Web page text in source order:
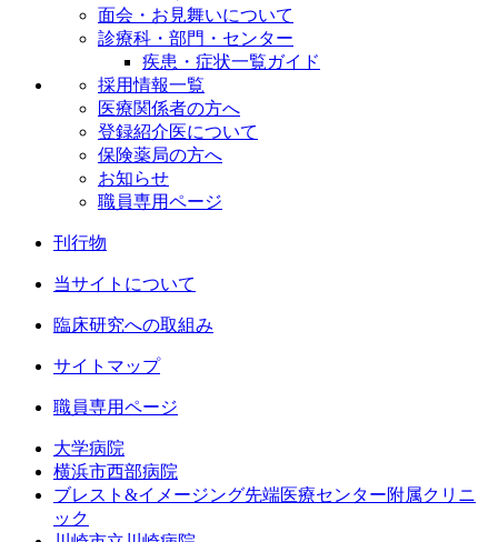
面会・お見舞いについて
診療科・部門・センター
疾患・症状一覧ガイド
採用情報一覧
医療関係者の方へ
登録紹介医について
保険薬局の方へ
お知らせ
職員専用ページ
刊行物
当サイトについて
臨床研究への取組み
サイトマップ
職員専用ページ
大学病院
横浜市西部病院
ブレスト&イメージング先端医療センター附属クリニ
ック